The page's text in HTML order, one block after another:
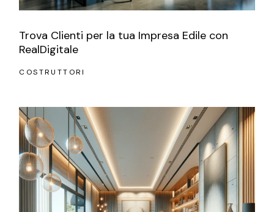
Trova Clienti per la tua Impresa Edile con
RealDigitale
COSTRUTTORI